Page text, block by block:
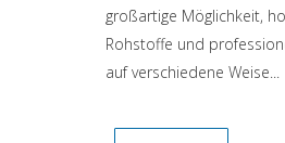
großartige Möglichkeit,
Rohstoffe und
auf verschiedene Weise...